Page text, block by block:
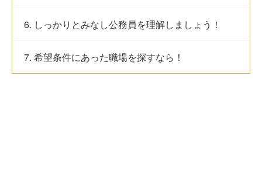
6. しっかりとみなし公務員を理解しましょう！
7. 希望条件にあった職場を探すなら！